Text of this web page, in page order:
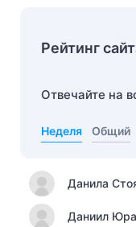
Рейтинг
Отвечайте на
Неделя Общий
Данила
Даниил